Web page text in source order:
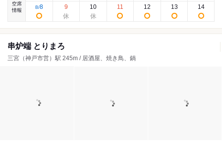
空席
情報
8/8 9 10 11 12 13 14
串炉端 とりまろ
三宮（神戸市営）駅 245m / 居酒屋、焼き鳥、鍋